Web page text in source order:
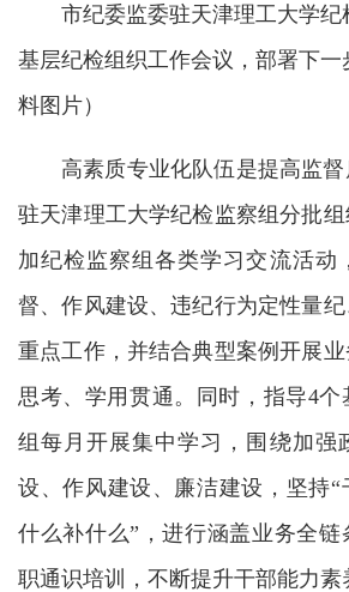
市纪委监委驻天津理工大学纪
基层纪检组织工作会议，部署下一
料图片）
高素质专业化队伍是提高监督
驻天津理工大学纪检监察组分批
加纪检监察组各类学习交流活动
督、作风建设、违纪行为定性量
重点工作，并结合典型案例开展
思考、学用贯通。同时，指导4
组每月开展集中学习，围绕加强
设、作风建设、廉洁建设，坚持“
什么补什么”，进行涵盖业务全链
职通识培训，不断提升干部能力素